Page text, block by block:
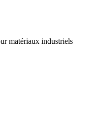
matériaux industriels